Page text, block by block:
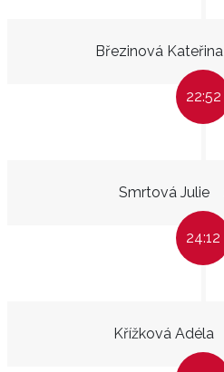
Březinová Kateřina
22:52
Smrtová Julie
24:12
Křížková Adéla